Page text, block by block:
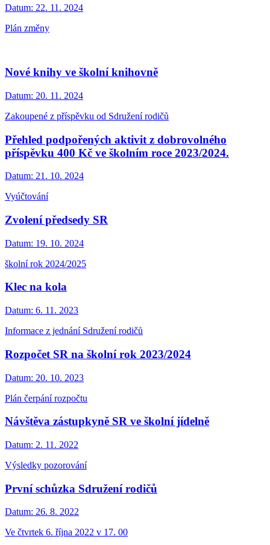
Datum: 22. 11. 2024
Plán změny
Nové knihy ve školní knihovně
Datum: 20. 11. 2024
Zakoupené z příspěvku od Sdružení rodičů
Přehled podpořených aktivit z dobrovolného
příspěvku 400 Kč ve školním roce 2023/2024.
Datum: 21. 10. 2024
Vyúčtování
Zvolení předsedy SR
Datum: 19. 10. 2024
školní rok 2024/2025
Klec na kola
Datum: 6. 11. 2023
Informace z jednání Sdružení rodičů
Rozpočet SR na školní rok 2023/2024
Datum: 20. 10. 2023
Plán čerpání rozpočtu
Návštěva zástupkyně SR ve školní jídelně
Datum: 2. 11. 2022
Výsledky pozorování
První schůzka Sdružení rodičů
Datum: 26. 8. 2022
Ve čtvrtek 6. října 2022 v 17. 00